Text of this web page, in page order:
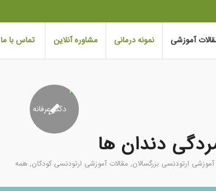
آموزشی نمونه درمانی مشاوره آنلاین تماس با ما
دندان ها
آموزشی ارتودنسی بزرگسالان, مقالات آموزشی ارتودنسی کودکان, همه